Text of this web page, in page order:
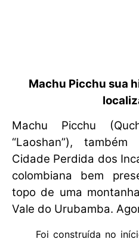
Machu Picchu sua
Machu Picchu
“Laoshan”),
Cidade Perdida dos
colombiana bem
topo de uma
Vale do Urubamba.
Foi construída no